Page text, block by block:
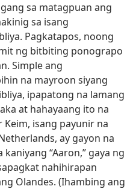
sa matagpuan ang
sa isang
Pagkatapos, noong
ng bitbiting ponograpo
Simple ang
na mayroon siyang
ipapatong na lamang
at hahayaang ito na
Keim, isang payunir na
ay gayon na
“Aaron,” gaya ng
nahihirapan
Olandes. (Ihambing ang